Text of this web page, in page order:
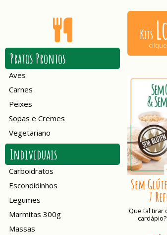
Pratos Prontos
Aves
Carnes
Peixes
Sopas e Cremes
Vegetariano
Individuais
Carboidratos
Escondidinhos
Legumes
Marmitas 300g
Massas
Kits
Sem
7
Que tal tirar